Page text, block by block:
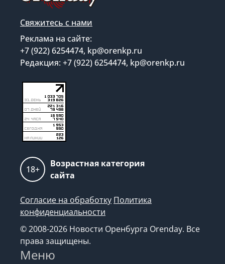
Свяжитесь с нами
Реклама на сайте:
+7 (922) 6254474, kp@orenkp.ru
Редакция: +7 (922) 6254474, kp@orenkp.ru
18+
Возрастная категория
сайта
Согласие на обработку Политика
конфиденциальности
© 2008-2026 Новости Оренбурга Orenday. Все
права защищены.
Меню